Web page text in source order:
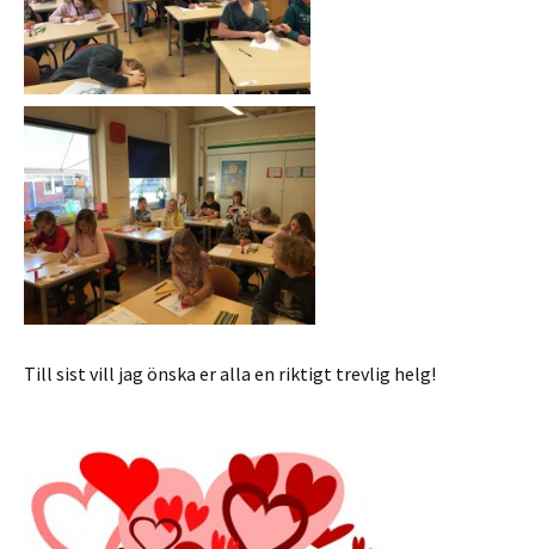
Till sist vill jag önska er alla en riktigt trevlig helg!